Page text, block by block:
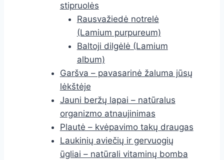
stipruolės
Rausvažiedė notrelė
(Lamium purpureum)
Baltoji dilgėlė (Lamium
album)
Garšva – pavasarinė žaluma jūsų
lėkštėje
Jauni beržų lapai – natūralus
organizmo atnaujinimas
Plautė – kvėpavimo takų draugas
Laukinių aviečių ir gervuogių
ūgliai – natūrali vitaminų bomba